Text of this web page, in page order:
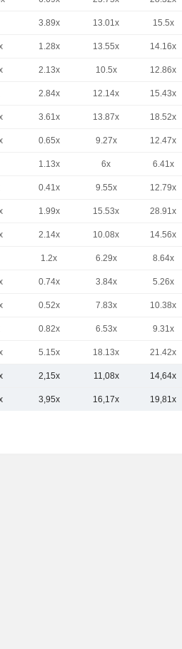
3.89x 13.01x 15.5x
1.28x 13.55x 14.16x
2.13x 10.5x 12.86x
2.84x 12.14x 15.43x
3.61x 13.87x 18.52x
0.65x 9.27x 12.47x
1.13x 6x 6.41x
0.41x 9.55x 12.79x
1.99x 15.53x 28.91x
2.14x 10.08x 14.56x
1.2x 6.29x 8.64x
0.74x 3.84x 5.26x
0.52x 7.83x 10.38x
0.82x 6.53x 9.31x
5.15x 18.13x 21.42x
2,15x 11,08x 14,64x
3,95x 16,17x 19,81x